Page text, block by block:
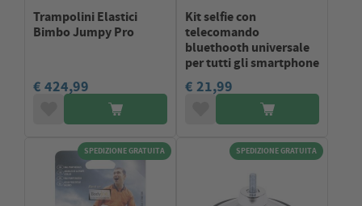
Trampolini Elastici
Bimbo Jumpy Pro
€ 424,99
Kit selfie con
telecomando
bluethooth universale
per tutti gli smartphone
€ 21,99
SPEDIZIONE GRATUITA SPEDIZIONE GRATUITA